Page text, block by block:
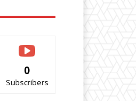
0
Subscribers